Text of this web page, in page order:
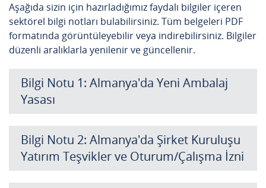
Aşağıda sizin için hazırladığımız faydalı bilgiler içeren
sektörel bilgi notları bulabilirsiniz. Tüm belgeleri PDF
formatında görüntüleyebilir veya indirebilirsiniz. Bilgiler
düzenli aralıklarla yenilenir ve güncellenir.
Bilgi Notu 1: Almanya'da Yeni Ambalaj
Yasası
Bilgi Notu 2: Almanya'da Şirket Kuruluşu
Yatırım Teşvikler ve Oturum/Çalışma İzni